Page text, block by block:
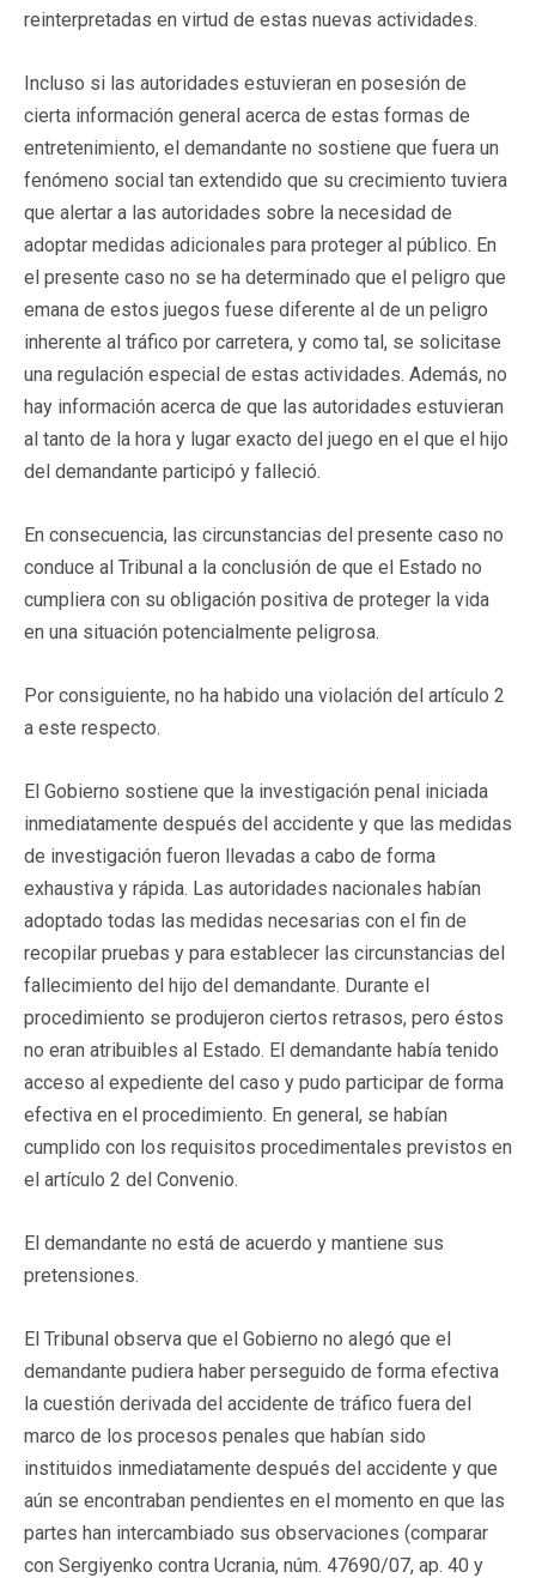
reinterpretadas en virtud de estas nuevas actividades.
Incluso si las autoridades estuvieran en posesión de
cierta información general acerca de estas formas de
entretenimiento, el demandante no sostiene que fuera un
fenómeno social tan extendido que su crecimiento tuviera
que alertar a las autoridades sobre la necesidad de
adoptar medidas adicionales para proteger al público. En
el presente caso no se ha determinado que el peligro que
emana de estos juegos fuese diferente al de un peligro
inherente al tráfico por carretera, y como tal, se solicitase
una regulación especial de estas actividades. Además, no
hay información acerca de que las autoridades estuvieran
al tanto de la hora y lugar exacto del juego en el que el hijo
del demandante participó y falleció.
En consecuencia, las circunstancias del presente caso no
conduce al Tribunal a la conclusión de que el Estado no
cumpliera con su obligación positiva de proteger la vida
en una situación potencialmente peligrosa.
Por consiguiente, no ha habido una violación del artículo 2
a este respecto.
El Gobierno sostiene que la investigación penal iniciada
inmediatamente después del accidente y que las medidas
de investigación fueron llevadas a cabo de forma
exhaustiva y rápida. Las autoridades nacionales habían
adoptado todas las medidas necesarias con el fin de
recopilar pruebas y para establecer las circunstancias del
fallecimiento del hijo del demandante. Durante el
procedimiento se produjeron ciertos retrasos, pero éstos
no eran atribuibles al Estado. El demandante había tenido
acceso al expediente del caso y pudo participar de forma
efectiva en el procedimiento. En general, se habían
cumplido con los requisitos procedimentales previstos en
el artículo 2 del Convenio.
El demandante no está de acuerdo y mantiene sus
pretensiones.
El Tribunal observa que el Gobierno no alegó que el
demandante pudiera haber perseguido de forma efectiva
la cuestión derivada del accidente de tráfico fuera del
marco de los procesos penales que habían sido
instituidos inmediatamente después del accidente y que
aún se encontraban pendientes en el momento en que las
partes han intercambiado sus observaciones (comparar
con Sergiyenko contra Ucrania, núm. 47690/07, ap. 40 y